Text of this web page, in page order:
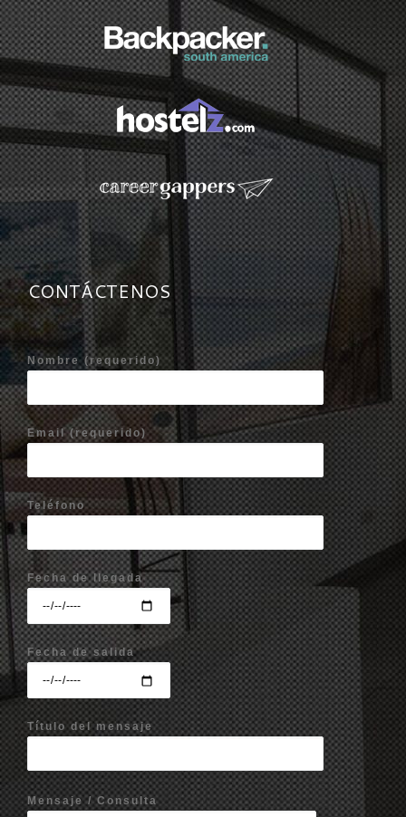
CONTÁCTENOS
Nombre (requerido)
Email (requerido)
Teléfono
Fecha de llegada
Fecha de salida
Título del mensaje
Mensaje / Consulta